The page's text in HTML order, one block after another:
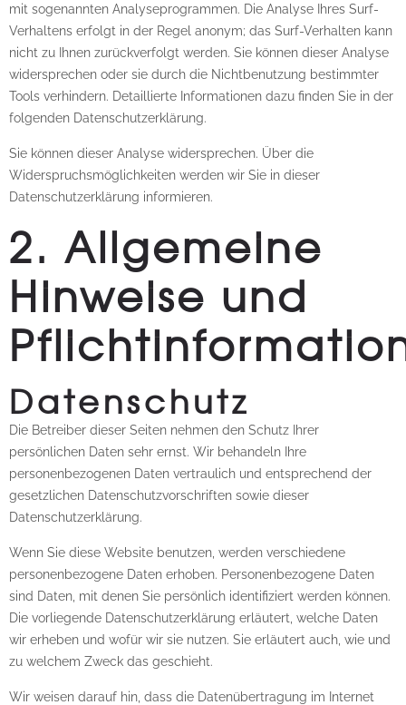
mit sogenannten Analyseprogrammen. Die Analyse Ihres Surf-
Verhaltens erfolgt in der Regel anonym; das Surf-Verhalten kann
nicht zu Ihnen zurückverfolgt werden. Sie können dieser Analyse
widersprechen oder sie durch die Nichtbenutzung bestimmter
Tools verhindern. Detaillierte Informationen dazu finden Sie in der
folgenden Datenschutzerklärung.
Sie können dieser Analyse widersprechen. Über die
Widerspruchsmöglichkeiten werden wir Sie in dieser
Datenschutzerklärung informieren.
2. Allgemeine
Hinweise und
Datenschutz
Die Betreiber dieser Seiten nehmen den Schutz Ihrer
persönlichen Daten sehr ernst. Wir behandeln Ihre
personenbezogenen Daten vertraulich und entsprechend der
gesetzlichen Datenschutzvorschriften sowie dieser
Datenschutzerklärung.
Wenn Sie diese Website benutzen, werden verschiedene
personenbezogene Daten erhoben. Personenbezogene Daten
sind Daten, mit denen Sie persönlich identifiziert werden können.
Die vorliegende Datenschutzerklärung erläutert, welche Daten
wir erheben und wofür wir sie nutzen. Sie erläutert auch, wie und
zu welchem Zweck das geschieht.
Wir weisen darauf hin, dass die Datenübertragung im Internet